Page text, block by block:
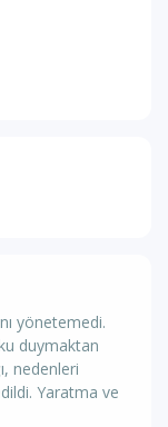
yönetemedi.
duymaktan
nedenleri
Yaratma ve